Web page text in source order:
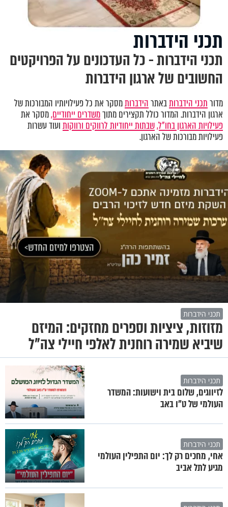
תכני הידברות
תכני הידברות - כל העדכונים על הפרויקטים
החשובים של ארגון הידברות
מדורתכני הידברותבאתרהידברותמסקר את כל פעילויותיו המבורכות של
ארגון הידברות. המדור כולל תקצירים מתוךמשדרים ייחודיים,מסקר את
פעילויות הארגון בחו"ל,שבתות ייחודיות לרווקים ורווקותועוד עשרות
פעילויות מבורכות של הארגון.
תכני הידברות
מזוזות, ציציות וספרים מחזקים: המיזם
שיביא שמירה רוחנית לאלפי חיילי צה"ל
תכני הידברות
לזיווגים, שלום בית וישועות: המשדר
העולמי של ט"ו באב
תכני הידברות
אחי, מחכים רק לך: יום התפילין העולמי
מגיע לתל אביב